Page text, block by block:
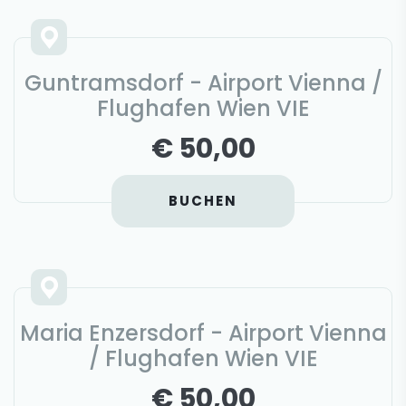
Guntramsdorf - Airport Vienna /
Flughafen Wien VIE
€ 50,00
BUCHEN
Maria Enzersdorf - Airport Vienna
/ Flughafen Wien VIE